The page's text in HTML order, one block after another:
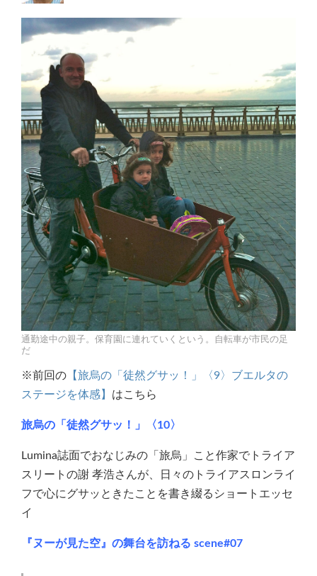
通勤途中の親子。保育園に連れていくという。自転車が市民の足
だ
※前回の 【旅烏の「徒然グサッ！」〈9〉ブエルタの
ステージを体感】 はこちら
旅烏の「徒然グサッ！」〈10〉
Lumina誌面でおなじみの「旅烏」こと作家でトライア
スリートの謝 孝浩さんが、日々のトライアスロンライ
フで心にグサッときたことを書き綴るショートエッセ
イ
『ヌーが見た空』の舞台を訪ねる scene#07